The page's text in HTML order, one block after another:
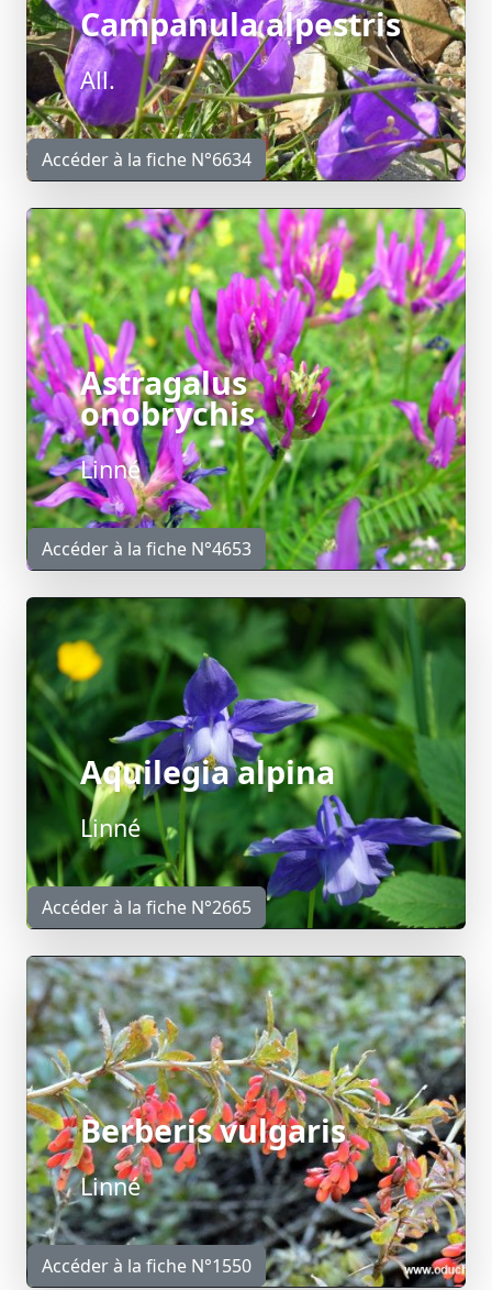
Campanula alpestris
All.
Accéder à la fiche N°6634
Astragalus
onobrychis
Linné
Accéder à la fiche N°4653
Aquilegia alpina
Linné
Accéder à la fiche N°2665
Berberis vulgaris
Linné
Accéder à la fiche N°1550